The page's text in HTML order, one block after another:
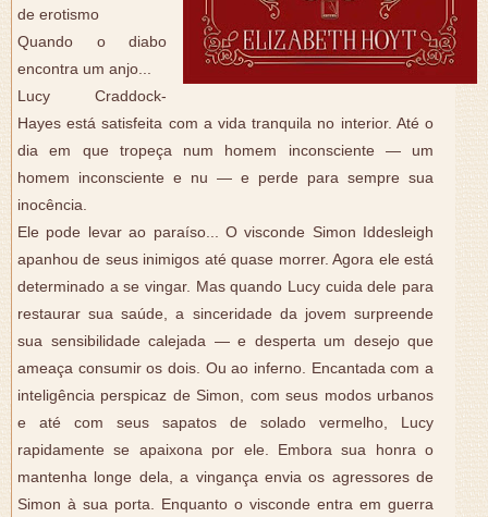
de erotismo
Quando o diabo
encontra um anjo...
Lucy Craddock-
Hayes está satisfeita com a vida tranquila no interior. Até o
dia em que tropeça num homem inconsciente — um
homem inconsciente e nu — e perde para sempre sua
inocência.
Ele pode levar ao paraíso... O visconde Simon Iddesleigh
apanhou de seus inimigos até quase morrer. Agora ele está
determinado a se vingar. Mas quando Lucy cuida dele para
restaurar sua saúde, a sinceridade da jovem surpreende
sua sensibilidade calejada — e desperta um desejo que
ameaça consumir os dois. Ou ao inferno. Encantada com a
inteligência perspicaz de Simon, com seus modos urbanos
e até com seus sapatos de solado vermelho, Lucy
rapidamente se apaixona por ele. Embora sua honra o
mantenha longe dela, a vingança envia os agressores de
Simon à sua porta. Enquanto o visconde entra em guerra